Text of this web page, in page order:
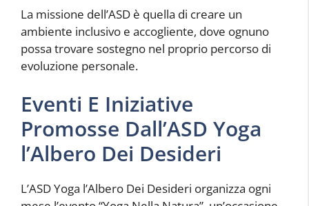
La missione dell’ASD è quella di creare un
ambiente inclusivo e accogliente, dove ognuno
possa trovare sostegno nel proprio percorso di
evoluzione personale.
Eventi E Iniziative
Promosse Dall’ASD Yoga
l’Albero Dei Desideri
L’ASD Yoga l’Albero Dei Desideri organizza ogni